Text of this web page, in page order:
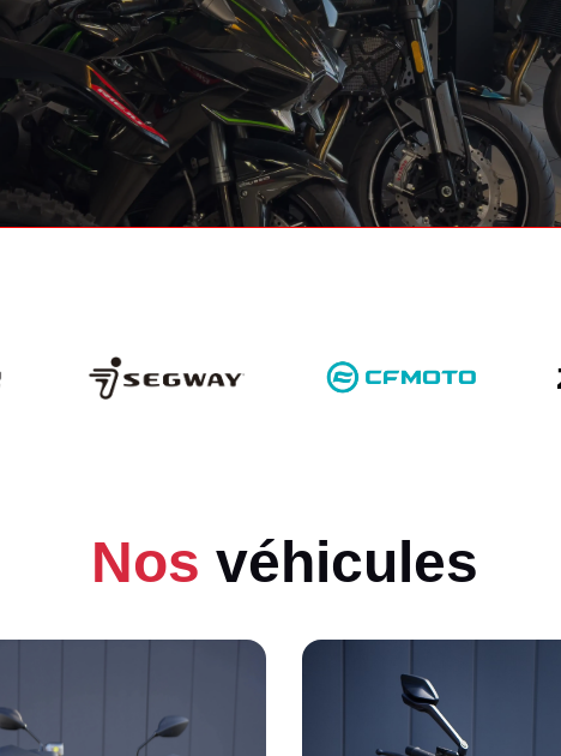
Nos véhicules